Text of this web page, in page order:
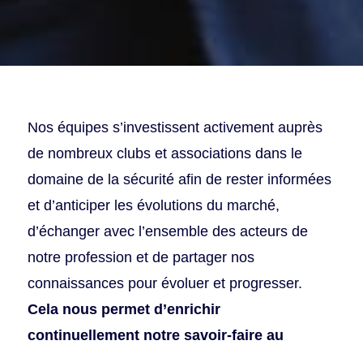
Nos équipes s’investissent activement auprès
de nombreux clubs et associations dans le
domaine de la sécurité afin de rester informées
et d’anticiper les évolutions du marché,
d’échanger avec l’ensemble des acteurs de
notre profession et de partager nos
connaissances pour évoluer et progresser.
Cela nous permet d’enrichir
continuellement notre savoir-faire au